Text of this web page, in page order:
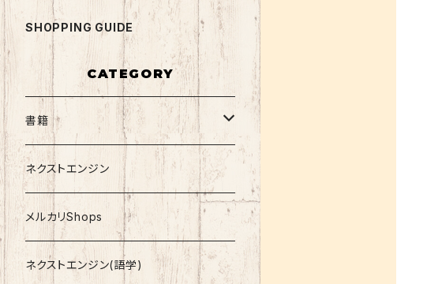
SHOPPING GUIDE
CATEGORY
書籍
関西大学テキスト
就活
資格
ネクストエンジン
メルカリShops
ネクストエンジン(語学)